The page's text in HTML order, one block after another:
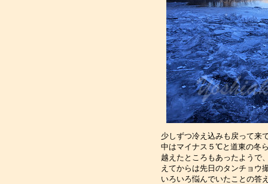
少しずつ冷え込みも戻って来
中はマイナス５℃と道東の冬
越えたところもあったようで
えてからは先日のタンチョウ
いろいろ悩んでいたこ